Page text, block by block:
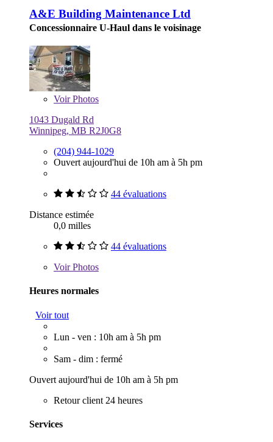
A&E Building Maintenance Ltd
Concessionnaire U-Haul dans le voisinage
VoirPhotos
1043 Dugald Rd
Winnipeg, MB R2J0G8
(204) 944-1029
Ouvert aujourd'hui de 10h am à 5h pm
44 évaluations
Distance estimée
0,0 milles
44 évaluations
VoirPhotos
Heures normales
Voir tout
Lun - ven : 10h am à 5h pm
Sam - dim : fermé
Ouvert aujourd'hui de 10h am à 5h pm
Retour client 24 heures
Services